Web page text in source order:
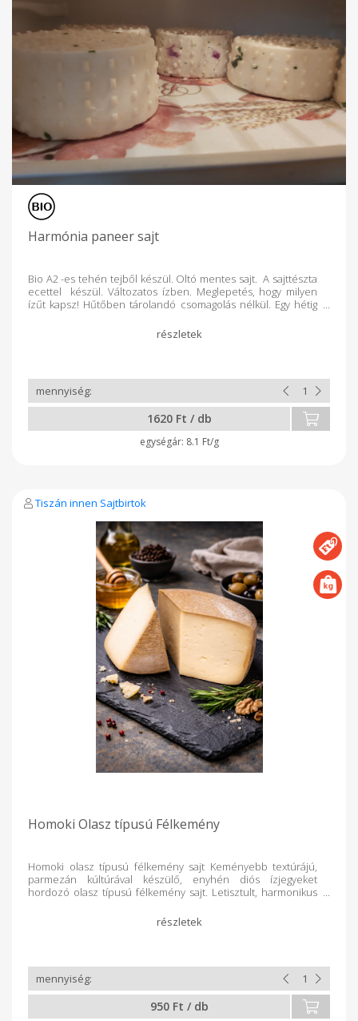
Harmónia paneer sajt
Bio A2 -es tehén tejből készül. Oltó mentes sajt. A sajttészta
ecettel készül. Változatos ízben. Meglepetés, hogy milyen
ízűt kapsz! Hűtőben tárolandó csomagolás nélkül. Egy hétig
1620 Ft / db
8.1 Ft/g
Tiszán innen Sajtbirtok
Homoki Olasz típusú Félkemény
Homoki olasz típusú félkemény sajt Keményebb textúrájú,
parmezán kúltúrával készülő, enyhén diós ízjegyeket
hordozó olasz típusú félkemény sajt. Letisztult, harmonikus
~10dkg (több darab esetén egyben vágjuk le!) Pontos ár
950 Ft / db